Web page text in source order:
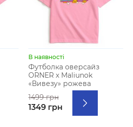
В наявності
Футболка оверсайз
ORNER х Maliunok
«Вивезу» рожева
1499 грн
1349 грн